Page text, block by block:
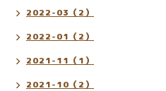
2022-03（2）
2022-01（2）
2021-11（1）
2021-10（2）